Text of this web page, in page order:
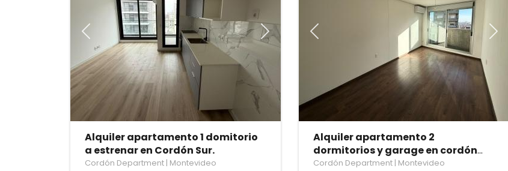
Previous Next
Alquiler apartamento 1 domitorio
a estrenar en Cordón Sur.
Cordón Department | Montevideo
Previous Next
Alquiler apartamento 2
dormitorios y garage en cordón
sur.
Cordón Department | Montevideo